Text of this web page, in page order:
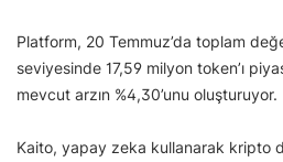
Platform, 20 Temmuz’da toplam
seviyesinde 17,59 milyon token’ı
mevcut arzın %4,30’unu oluşturuyor.
Kaito, yapay zeka kullanarak kripto